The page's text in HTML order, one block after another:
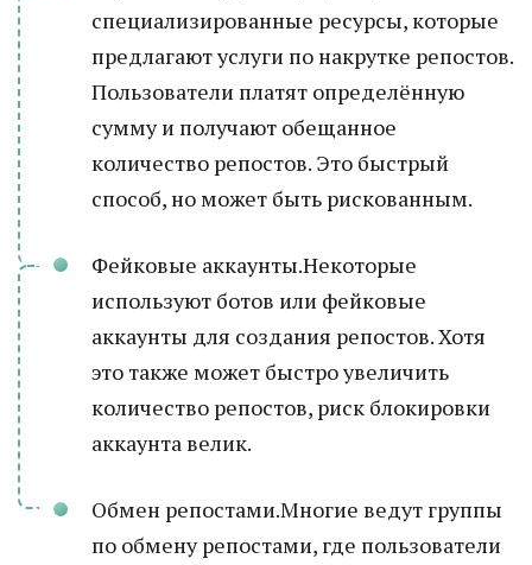
специализированные ресурсы, которые
предлагают услуги по накрутке репостов.
Пользователи платят определённую
сумму и получают обещанное
количество репостов. Это быстрый
способ, но может быть рискованным.
Фейковые аккаунты.Некоторые
используют ботов или фейковые
аккаунты для создания репостов. Хотя
это также может быстро увеличить
количество репостов, риск блокировки
аккаунта велик.
Обмен репостами.Многие ведут группы
по обмену репостами, где пользователи